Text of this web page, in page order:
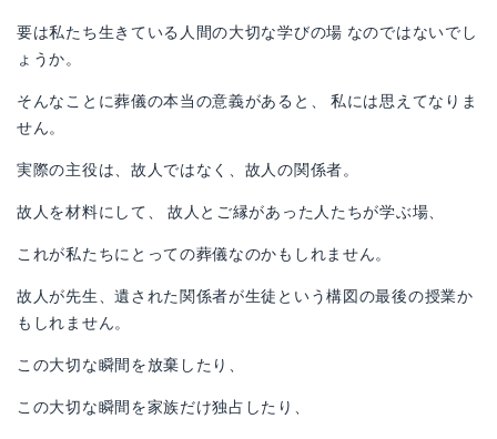
要は私たち生きている人間の大切な学びの場 なのではないでし
ょうか。
そんなことに葬儀の本当の意義があると、 私には思えてなりま
せん。
実際の主役は、故人ではなく、故人の関係者。
故人を材料にして、 故人とご縁があった人たちが学ぶ場、
これが私たちにとっての葬儀なのかもしれません。
故人が先生、遺された関係者が生徒という構図の最後の授業か
もしれません。
この大切な瞬間を放棄したり、
この大切な瞬間を家族だけ独占したり、